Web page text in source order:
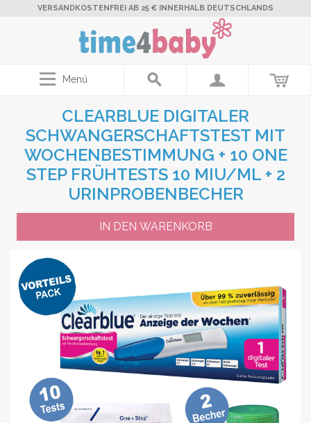
VERSANDKOSTENFREI AB 25 € INNERHALB DEUTSCHLANDS
Menü
CLEARBLUE DIGITALER
SCHWANGERSCHAFTSTEST MIT
WOCHENBESTIMMUNG + 10 ONE
STEP FRÜHTESTS 10 MIU/ML + 2
URINPROBENBECHER
IN DEN WARENKORB